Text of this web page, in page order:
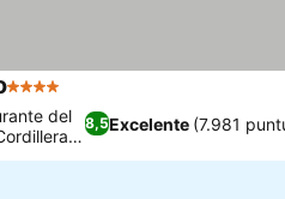
4 Estrellas
8,5Excelente (7.981
del